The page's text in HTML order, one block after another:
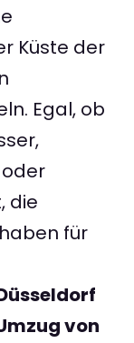
Küste der
Egal, ob
die
für
von